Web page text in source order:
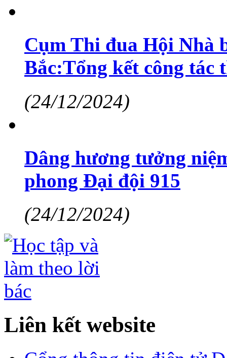
Cụm Thi đua Hội Nhà
Bắc:Tổng kết công tác
(24/12/2024)
Dâng hương tưởng
phong Đại đội 915
(24/12/2024)
Liên kết website